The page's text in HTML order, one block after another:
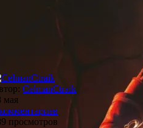
CelmanCtraik
мая
просмотров